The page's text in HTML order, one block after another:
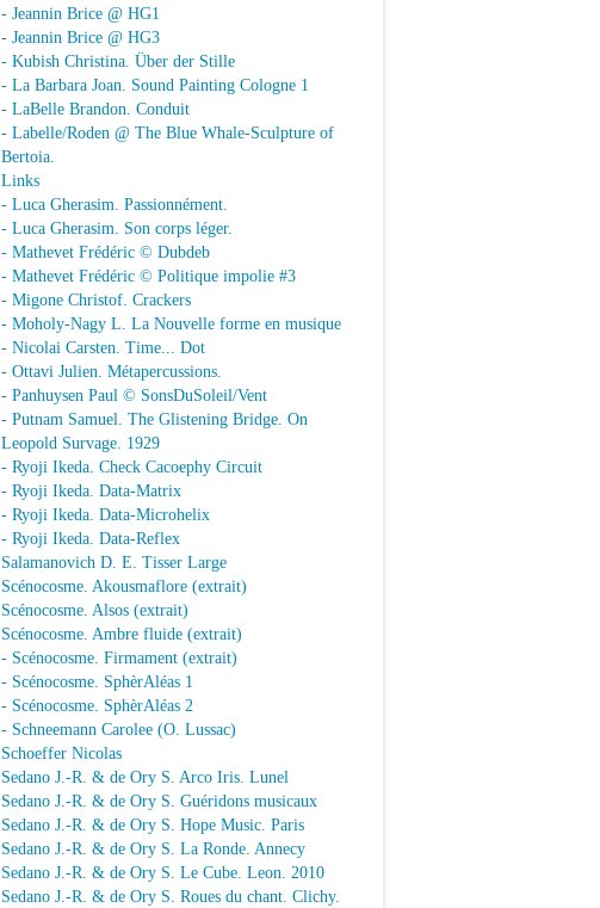
- Jeannin Brice @ HG1
- Jeannin Brice @ HG3
- Kubish Christina. Über der Stille
- La Barbara Joan. Sound Painting Cologne 1
- LaBelle Brandon. Conduit
- Labelle/Roden @ The Blue Whale-Sculpture of
Bertoia.
Links
- Luca Gherasim. Passionnément.
- Luca Gherasim. Son corps léger.
- Mathevet Frédéric © Dubdeb
- Mathevet Frédéric © Politique impolie #3
- Migone Christof. Crackers
- Moholy-Nagy L. La Nouvelle forme en musique
- Nicolai Carsten. Time... Dot
- Ottavi Julien. Métapercussions.
- Panhuysen Paul © SonsDuSoleil/Vent
- Putnam Samuel. The Glistening Bridge. On
Leopold Survage. 1929
- Ryoji Ikeda. Check Cacoephy Circuit
- Ryoji Ikeda. Data-Matrix
- Ryoji Ikeda. Data-Microhelix
- Ryoji Ikeda. Data-Reflex
Salamanovich D. E. Tisser Large
Scénocosme. Akousmaflore (extrait)
Scénocosme. Alsos (extrait)
Scénocosme. Ambre fluide (extrait)
- Scénocosme. Firmament (extrait)
- Scénocosme. SphèrAléas 1
- Scénocosme. SphèrAléas 2
- Schneemann Carolee (O. Lussac)
Schoeffer Nicolas
Sedano J.-R. & de Ory S. Arco Iris. Lunel
Sedano J.-R. & de Ory S. Guéridons musicaux
Sedano J.-R. & de Ory S. Hope Music. Paris
Sedano J.-R. & de Ory S. La Ronde. Annecy
Sedano J.-R. & de Ory S. Le Cube. Leon. 2010
Sedano J.-R. & de Ory S. Roues du chant. Clichy.